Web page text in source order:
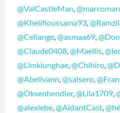
@ValCastleMan,
@Khelifioussama93,
@Celiange,@asmaa69,
@Claude0408,@Maellis,
@Limkiunghae,@Chihiro,
@Abelivann,@salsero,
@Oksenhendler,@Lila1709,
@alexiebe,@AidantCast,